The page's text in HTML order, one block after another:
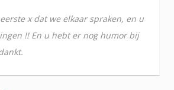
x dat we elkaar spraken, en u
!! En u hebt er nog humor bij